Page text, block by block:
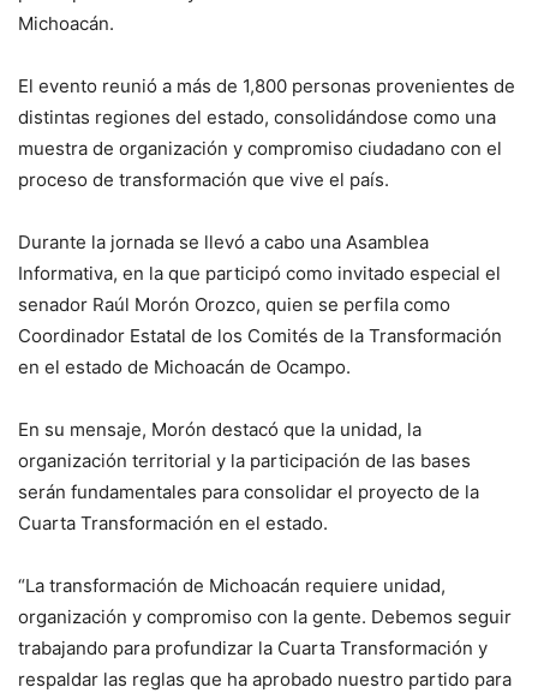
Michoacán.
El evento reunió a más de 1,800 personas provenientes de
distintas regiones del estado, consolidándose como una
muestra de organización y compromiso ciudadano con el
proceso de transformación que vive el país.
Durante la jornada se llevó a cabo una Asamblea
Informativa, en la que participó como invitado especial el
senador Raúl Morón Orozco, quien se perfila como
Coordinador Estatal de los Comités de la Transformación
en el estado de Michoacán de Ocampo.
En su mensaje, Morón destacó que la unidad, la
organización territorial y la participación de las bases
serán fundamentales para consolidar el proyecto de la
Cuarta Transformación en el estado.
“La transformación de Michoacán requiere unidad,
organización y compromiso con la gente. Debemos seguir
trabajando para profundizar la Cuarta Transformación y
respaldar las reglas que ha aprobado nuestro partido para